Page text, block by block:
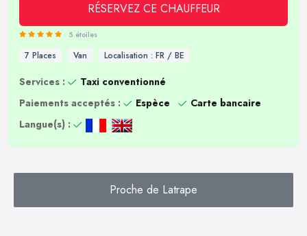
RÉSERVEZ CE CHAUFFEUR
5 étoiles
7 Places Van Localisation : FR / BE
Services :
Taxi conventionné
Paiements acceptés :
Espèce
Carte bancaire
Langue(s) :
Proche de Latrape